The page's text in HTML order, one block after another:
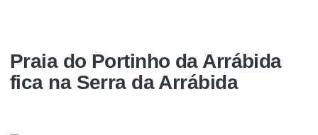
Praia do Portinho da Arrábida
fica na Serra da Arrábida